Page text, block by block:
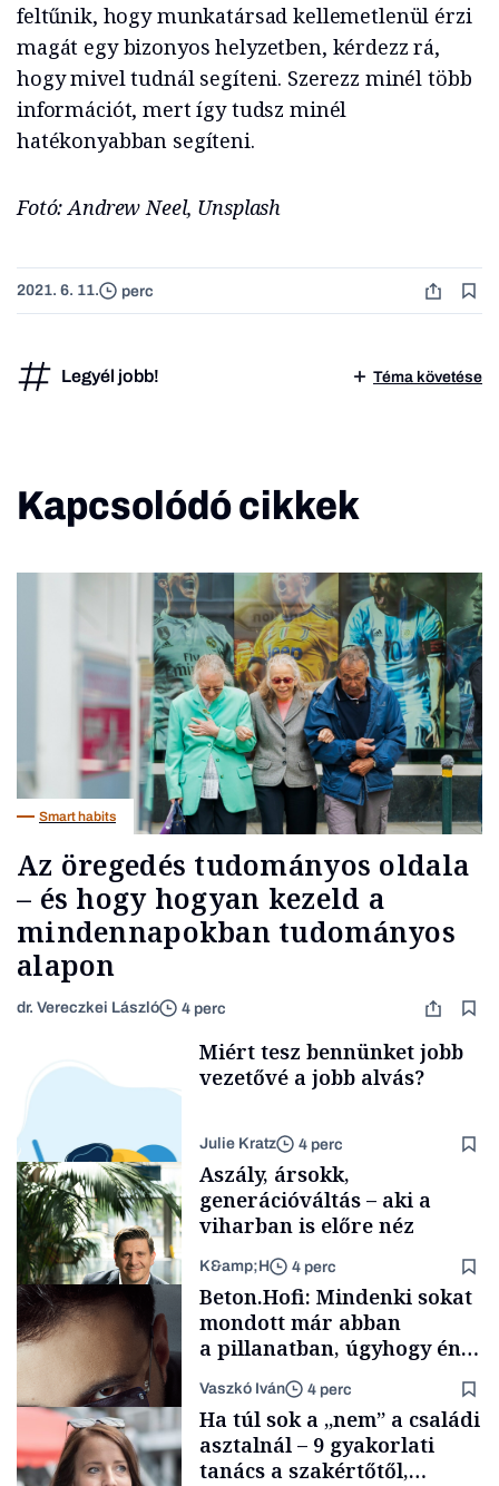
feltűnik, hogy munkatársad kellemetlenül érzi
magát egy bizonyos helyzetben, kérdezz rá,
hogy mivel tudnál segíteni. Szerezz minél több
információt, mert így tudsz minél
hatékonyabban segíteni.
Fotó: Andrew Neel, Unsplash
2021. 6. 11. perc
Legyél jobb! Téma követése
Kapcsolódó cikkek
Smart habits
Az öregedés tudományos oldala
– és hogy hogyan kezeld a
mindennapokban tudományos
alapon
dr. Vereczkei László 4 perc
Smart habits
Miért tesz bennünket jobb
vezetővé a jobb alvás?
Julie Kratz 4 perc
TÁMOGATÓI
TARTALOM
Aszály, ársokk,
generációváltás – aki a
viharban is előre néz
K&amp;H 4 perc
Beton.Hofi: Mindenki sokat
mondott már abban
a pillanatban, úgyhogy én
a legsarkosabb
gondolataimat akartam
kimondani
Vaszkó Iván 4 perc
Ha túl sok a „nem” a családi
asztalnál – 9 gyakorlati
tanács a szakértőtől,